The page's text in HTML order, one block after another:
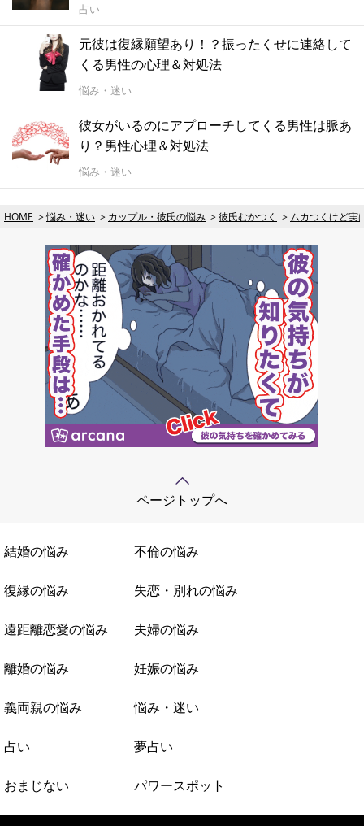
占い
元彼は復縁願望あり！？振ったくせに連絡して
くる男性の心理＆対処法
悩み・迷い
彼女がいるのにアプローチしてくる男性は脈あ
り？男性心理＆対処法
悩み・迷い
HOME 悩み・迷い カップル・彼氏の悩み 彼氏むかつく ムカつくけど実
ページトップへ
結婚の悩み 不倫の悩み
復縁の悩み 失恋・別れの悩み
遠距離恋愛の悩み 夫婦の悩み
離婚の悩み 妊娠の悩み
義両親の悩み 悩み・迷い
占い 夢占い
おまじない パワースポット